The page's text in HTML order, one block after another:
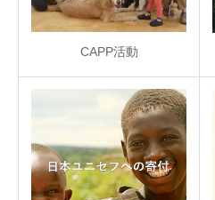
CAPP活動